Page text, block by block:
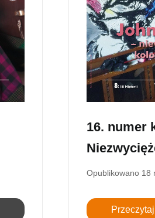
16. numer
Opublikowano 18
Przeczytaj